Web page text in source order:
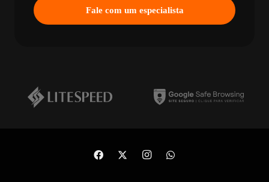
Fale com um especialista